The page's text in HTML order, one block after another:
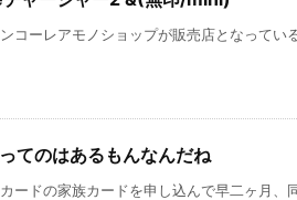
コーレアモノショップが販売店となって
てのはあるもんなんだね
ードの家族カードを申し込んで早二ヶ月、